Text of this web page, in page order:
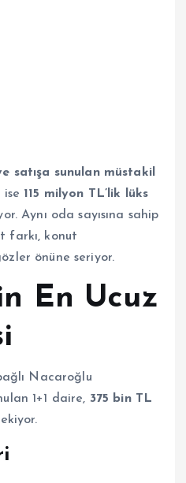
satışa sunulan müstakil
115 milyon TL’lik lüks
Aynı oda sayısına sahip
farkı, konut
önüne seriyor.
En Ucuz
Nacaroğlu
1+1 daire, 375 bin TL